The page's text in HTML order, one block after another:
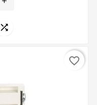

favorite_border